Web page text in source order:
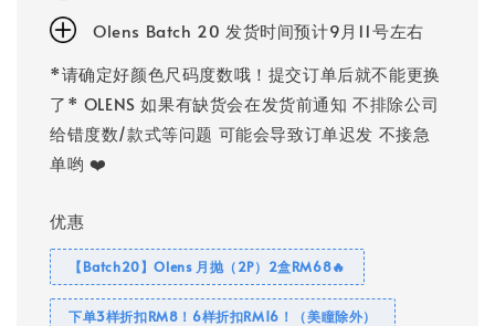
Olens Batch 20 发货时间预计9月11号左右
*请确定好颜色尺码度数哦！提交订单后就不能更换
了* OLENS 如果有缺货会在发货前通知 不排除公司
给错度数/款式等问题 可能会导致订单迟发 不接急
单哟 ❤️
优惠
【Batch20】Olens 月抛（2P）2盒RM68🔥
下单3样折扣RM8！6样折扣RM16！（美瞳除外）